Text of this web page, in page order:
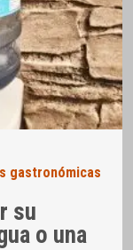
gastronómicas
su
o una